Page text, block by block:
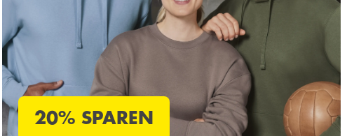
20% SPAREN